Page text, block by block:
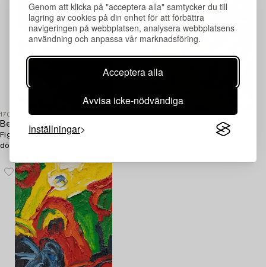
Genom att klicka på "acceptera alla" samtycker du till
lagring av cookies på din enhet för att förbättra
navigeringen på webbplatsen, analysera webbplatsens
användning och anpassa vår marknadsföring.
Acceptera alla
Avvisa icke-nödvändiga
Inställningar
1702260
Bengt Lindström
Figurkomposition Ur "De sju
dödssynderna".
1596925